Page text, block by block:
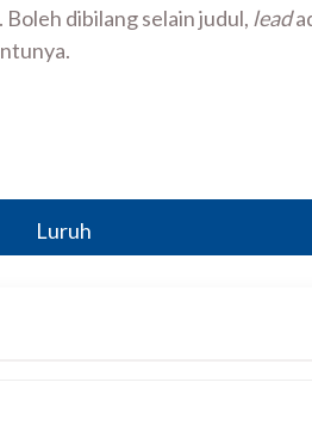
dibilang selain judul, lead
Luruh